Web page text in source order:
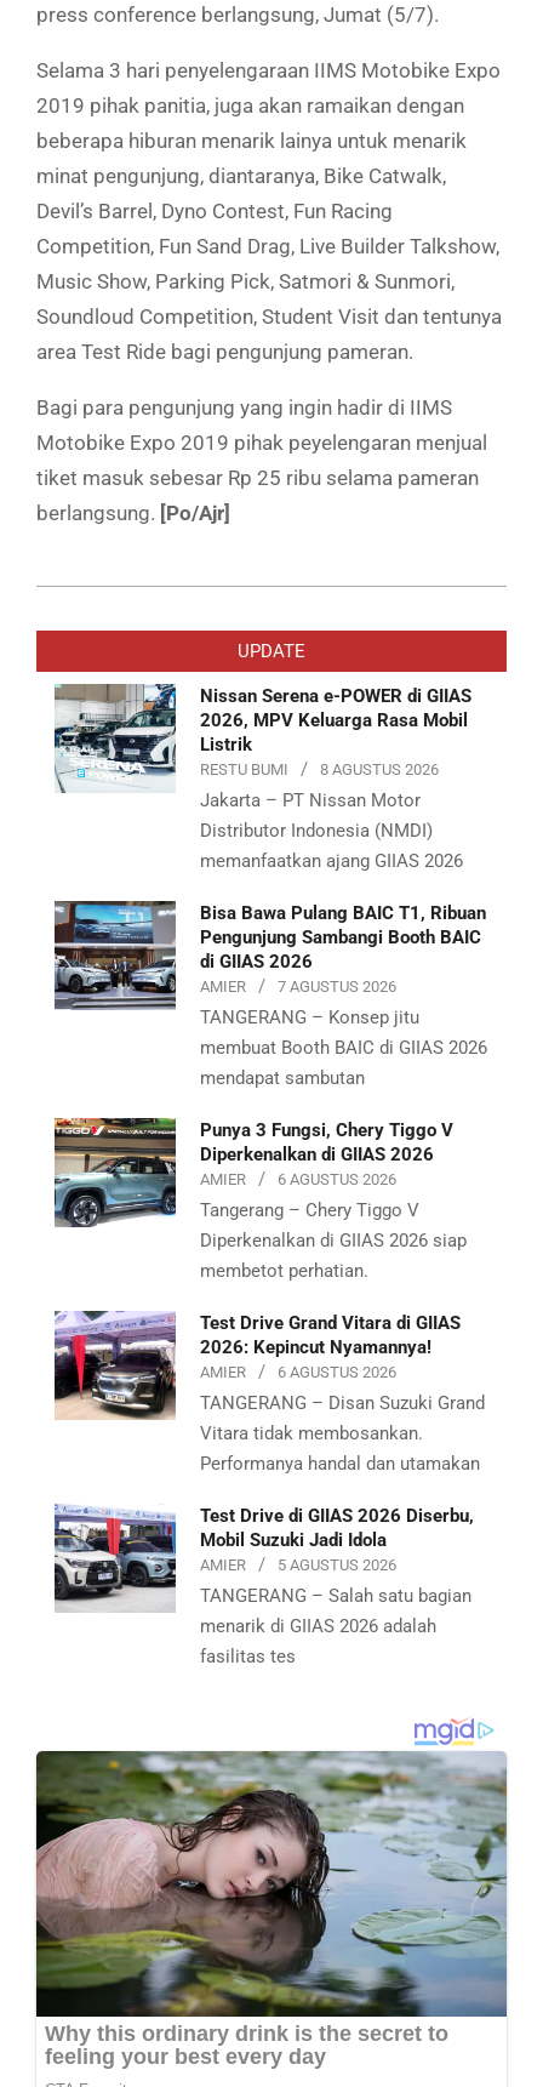
press conference berlangsung, Jumat (5/7).
Selama 3 hari penyelengaraan IIMS Motobike Expo
2019 pihak panitia, juga akan ramaikan dengan
beberapa hiburan menarik lainya untuk menarik
minat pengunjung, diantaranya, Bike Catwalk,
Devil’s Barrel, Dyno Contest, Fun Racing
Competition, Fun Sand Drag, Live Builder Talkshow,
Music Show, Parking Pick, Satmori & Sunmori,
Soundloud Competition, Student Visit dan tentunya
area Test Ride bagi pengunjung pameran.
Bagi para pengunjung yang ingin hadir di IIMS
Motobike Expo 2019 pihak peyelengaran menjual
tiket masuk sebesar Rp 25 ribu selama pameran
berlangsung. [Po/Ajr]
07-
UPDATE
Nissan Serena e-POWER di GIIAS
2026, MPV Keluarga Rasa Mobil
Listrik
RESTU BUMI 8 AGUSTUS 2026
Jakarta – PT Nissan Motor
Distributor Indonesia (NMDI)
memanfaatkan ajang GIIAS 2026
Bisa Bawa Pulang BAIC T1, Ribuan
Pengunjung Sambangi Booth BAIC
di GIIAS 2026
AMIER 7 AGUSTUS 2026
TANGERANG – Konsep jitu
membuat Booth BAIC di GIIAS 2026
mendapat sambutan
Punya 3 Fungsi, Chery Tiggo V
Diperkenalkan di GIIAS 2026
AMIER 6 AGUSTUS 2026
Tangerang – Chery Tiggo V
Diperkenalkan di GIIAS 2026 siap
membetot perhatian.
Test Drive Grand Vitara di GIIAS
2026: Kepincut Nyamannya!
AMIER 6 AGUSTUS 2026
TANGERANG – Disan Suzuki Grand
Vitara tidak membosankan.
Performanya handal dan utamakan
Test Drive di GIIAS 2026 Diserbu,
Mobil Suzuki Jadi Idola
AMIER 5 AGUSTUS 2026
TANGERANG – Salah satu bagian
menarik di GIIAS 2026 adalah
fasilitas tes